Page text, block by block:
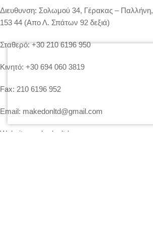
Διευθυνση: Σολωμού 34, Γέρακας – Παλλήνη,
153 44 (Απο Λ. Σπάτων 92 δεξιά)
Σταθερό: +30 210 6196 950
Κινητό: +30 694 060 3819
Fax: 210 6196 952
Email: makedonltd@gmail.com
Website: makedonltd.gr